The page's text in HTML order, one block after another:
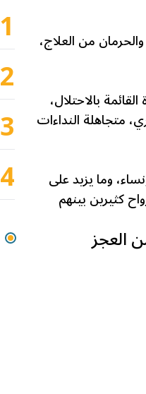
من العلاج،
القوة القائمة بالاحتلال،
متجاهلة النداءات
ونساء، وما يزيد على
كثيرين بينهم
العجز
1
2
3
4